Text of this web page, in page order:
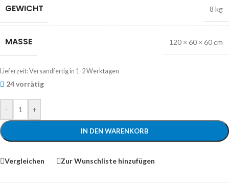
GEWICHT 8 kg
MASSE 120 × 60 × 60 cm
Lieferzeit:Versandfertig in 1-2 Werktagen
24 vorrätig
- +
IN DEN WARENKORB
Vergleichen Zur Wunschliste hinzufügen